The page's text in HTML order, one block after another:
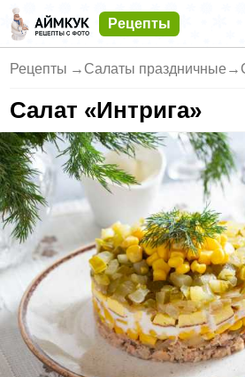
Рецепты
Рецепты → Салаты праздничные →
Салат «Интрига»